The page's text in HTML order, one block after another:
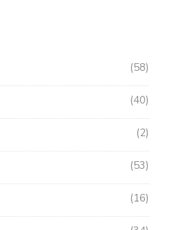
58
40
2
53
16